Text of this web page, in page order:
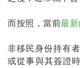
而按照，當前最
非移民身份持有
或從事與其簽證